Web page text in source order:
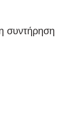
συντήρηση